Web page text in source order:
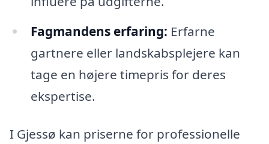
Fagmandens erfaring: Erfarne
gartnere eller landskabsplejere kan
tage en højere timepris for deres
ekspertise.
I Gjessø kan priserne for professionelle